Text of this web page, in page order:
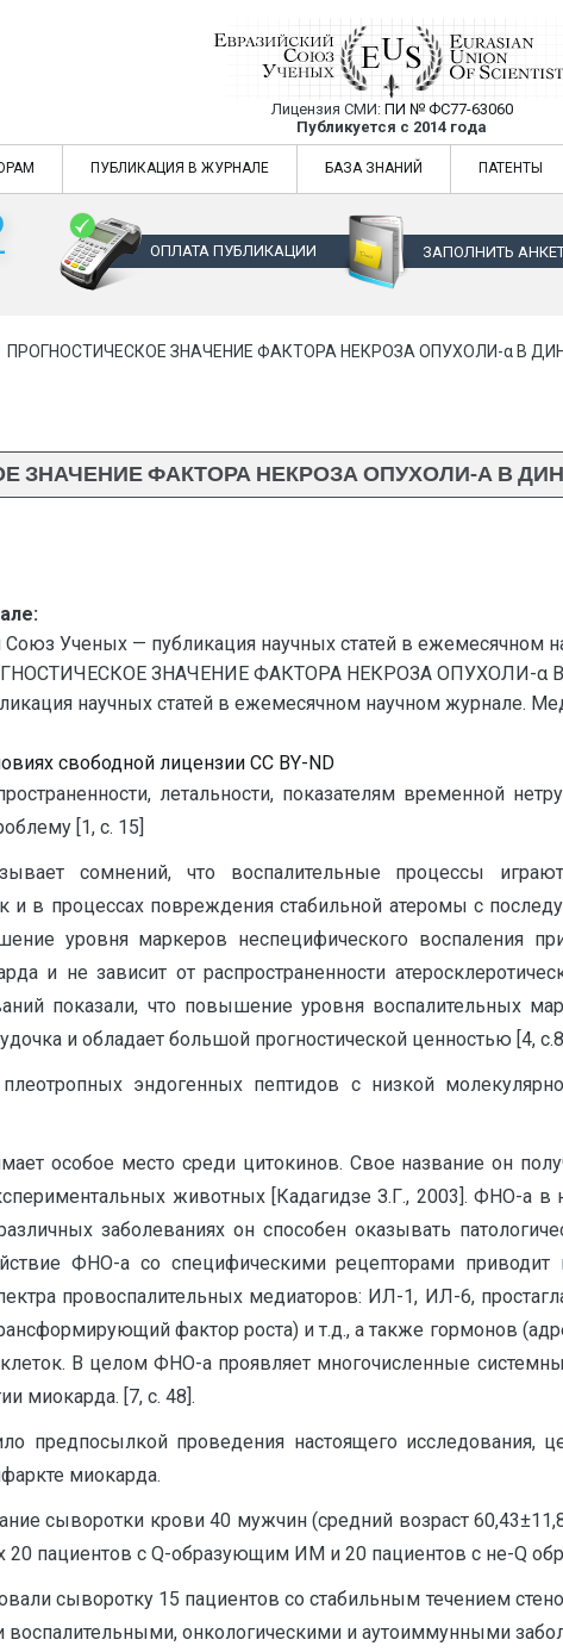
Евразийский Союз Ученых —
Лицензия СМИ: ПИ № ФС77-63060
Публикуется с 2014 года
Евразийский Союз Ученых — публикация научных
ПУБЛИКАЦИЯ В ЖУРНАЛЕ БАЗА ЗНАНИЙ ПАТЕНТЫ
ОПЛАТА ПУБЛИКАЦИИ ЗАПОЛНИТЬ
ПРОГНОСТИЧЕСКОЕ ЗНАЧЕНИЕ ФАКТОРА НЕКРОЗА ОПУХОЛИ-α В
ЗНАЧЕНИЕ ФАКТОРА НЕКРОЗА ОПУХОЛИ-Α В
Союз Ученых — публикация научных статей в ежемесячном
ЗНАЧЕНИЕ ФАКТОРА НЕКРОЗА ОПУХОЛИ-
научных статей в ежемесячном научном журнале.
свободной лицензии CC BY-ND
летальности, показателям временной
[1, с. 15]
сомнений, что воспалительные процессы
и в процессах повреждения стабильной атеромы с
уровня маркеров неспецифического воспаления
и не зависит от распространенности
показали, что повышение уровня воспалительных
и обладает большой прогностической ценностью [4,
эндогенных пептидов с низкой
особое место среди цитокинов. Свое название он
животных [Кадагидзе З.Г., 2003]. ФНО-а
заболеваниях он способен оказывать
ФНО-а со специфическими рецепторами
провоспалительных медиаторов: ИЛ-1, ИЛ-6,
фактор роста) и т.д., а также гормонов
клеток. В целом ФНО-а проявляет многочисленные
миокарда. [7, с. 48].
предпосылкой проведения настоящего исследования,
миокарда.
сыворотки крови 40 мужчин (средний возраст
20 пациентов с Q-образующим ИМ и 20 пациентов с не-Q
сыворотку 15 пациентов со стабильным течением
онкологическими и аутоиммунными